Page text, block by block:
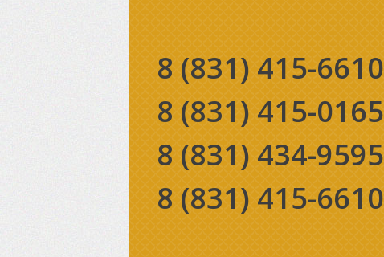
8 (831) 415-6610
8 (831) 415-0165
8 (831) 434-9595
8 (831) 415-6610